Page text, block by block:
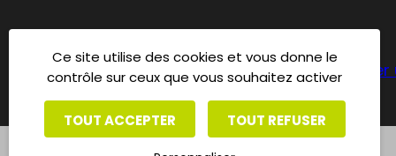
Déposer
Ce site utilise des cookies et vous donne le
contrôle sur ceux que vous souhaitez activer
TOUT ACCEPTER TOUT REFUSER